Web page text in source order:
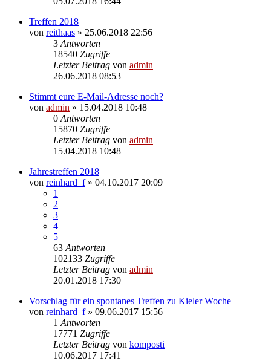
Treffen 2018
von reithaas » 25.06.2018 22:56
3 Antworten
18540 Zugriffe
Letzter Beitrag von admin
26.06.2018 08:53
Stimmt eure E-Mail-Adresse noch?
von admin » 15.04.2018 10:48
0 Antworten
15870 Zugriffe
Letzter Beitrag von admin
15.04.2018 10:48
Jahrestreffen 2018
von reinhard_f» 04.10.2017 20:09
1
2
3
4
5
63 Antworten
102133 Zugriffe
Letzter Beitrag von admin
20.01.2018 17:30
Vorschlag für ein spontanes Treffen zu Kieler Woche
von reinhard_f» 09.06.2017 15:56
1 Antworten
17771 Zugriffe
Letzter Beitrag von komposti
10.06.2017 17:41